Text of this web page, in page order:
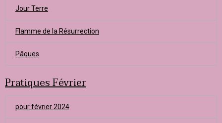
Jour Terre
Flamme de la Résurrection
Pâques
Pratiques Février
pour février 2024